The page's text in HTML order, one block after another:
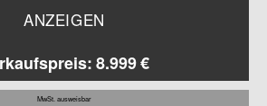
ANZEIGEN
8.999 €
MwSt. ausweisbar